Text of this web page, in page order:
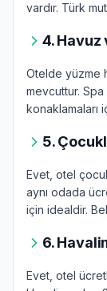
vardır. Türk
4. Havuz
Otelde yüzme
mevcuttur. Spa
konaklamaları
5.
Evet, otel
aynı odada
için idealdir.
6.
Evet, otel